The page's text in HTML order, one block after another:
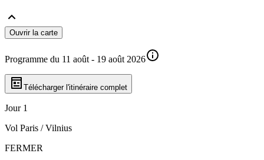
Ouvrir la carte
Programme du 11 août - 19 août 2026
Télécharger l'itinéraire complet
Jour 1
Vol Paris / Vilnius
FERMER